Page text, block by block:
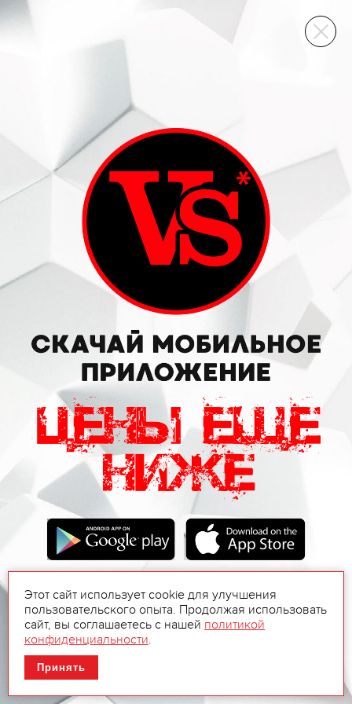
ВИННЫЙ СКЛАД
Этот сайт использует cookie для улучшения
пользовательского опыта. Продолжая использовать
сайт, вы соглашаетесь с нашей политикой
конфиденциальности.
Принять